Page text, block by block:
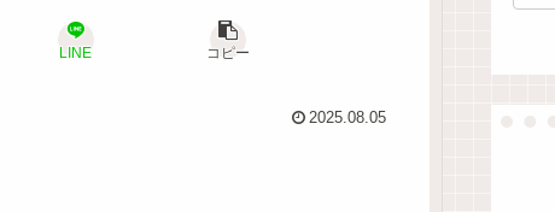
LINE コピー
2025.08.05